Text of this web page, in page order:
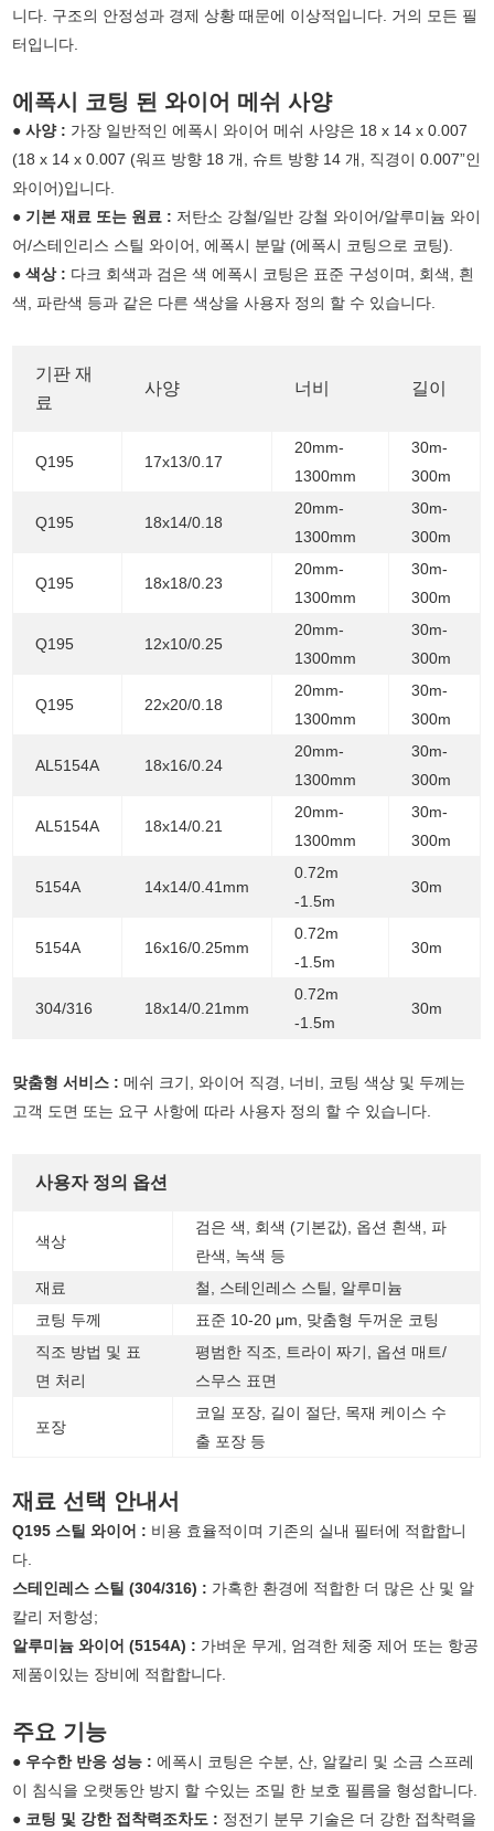
니다. 구조의 안정성과 경제 상황 때문에 이상적입니다. 거의 모든 필
터입니다.
에폭시 코팅 된 와이어 메쉬 사양
● 사양 : 가장 일반적인 에폭시 와이어 메쉬 사양은 18 x 14 x 0.007
(18 x 14 x 0.007 (워프 방향 18 개, 슈트 방향 14 개, 직경이 0.007”인
와이어)입니다.
● 기본 재료 또는 원료 : 저탄소 강철/일반 강철 와이어/알루미늄 와이
어/스테인리스 스틸 와이어, 에폭시 분말 (에폭시 코팅으로 코팅).
● 색상 : 다크 회색과 검은 색 에폭시 코팅은 표준 구성이며, 회색, 흰
색, 파란색 등과 같은 다른 색상을 사용자 정의 할 수 있습니다.
기판 재
료
사양 너비 길이
Q195 17x13/0.17
20mm-
1300mm
30m-
300m
Q195 18x14/0.18
20mm-
1300mm
30m-
300m
Q195 18x18/0.23
20mm-
1300mm
30m-
300m
Q195 12x10/0.25
20mm-
1300mm
30m-
300m
Q195 22x20/0.18
20mm-
1300mm
30m-
300m
AL5154A 18x16/0.24
20mm-
1300mm
30m-
300m
AL5154A 18x14/0.21
20mm-
1300mm
30m-
300m
5154A 14x14/0.41mm
0.72m
-1.5m
30m
5154A 16x16/0.25mm
0.72m
-1.5m
30m
304/316 18x14/0.21mm
0.72m
-1.5m
30m
맞춤형 서비스 :메쉬 크기, 와이어 직경, 너비, 코팅 색상 및 두께는
고객 도면 또는 요구 사항에 따라 사용자 정의 할 수 있습니다.
사용자 정의 옵션
색상
검은 색, 회색 (기본값), 옵션 흰색, 파
란색, 녹색 등
재료
철, 스테인레스 스틸, 알루미늄
코팅 두께
표준 10-20 μm, 맞춤형 두꺼운 코팅
직조 방법 및 표
면 처리
평범한 직조, 트라이 짜기, 옵션 매트/
스무스 표면
포장
코일 포장, 길이 절단, 목재 케이스 수
출 포장 등
재료 선택 안내서
Q195 스틸 와이어 : 비용 효율적이며 기존의 실내 필터에 적합합니
다.
스테인레스 스틸 (304/316) : 가혹한 환경에 적합한 더 많은 산 및 알
칼리 저항성;
알루미늄 와이어 (5154A) : 가벼운 무게, 엄격한 체중 제어 또는 항공
제품이있는 장비에 적합합니다.
주요 기능
● 우수한 반응 성능 : 에폭시 코팅은 수분, 산, 알칼리 및 소금 스프레
이 침식을 오랫동안 방지 할 수있는 조밀 한 보호 필름을 형성합니다.
● 코팅 및 강한 접착력조차도 : 정전기 분무 기술은 더 강한 접착력을